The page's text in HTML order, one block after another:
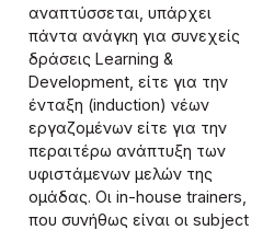
αναπτύσσεται, υπάρχει
πάντα ανάγκη για συνεχείς
δράσεις Learning &
Development, είτε για την
ένταξη (induction) νέων
εργαζομένων είτε για την
περαιτέρω ανάπτυξη των
υφιστάμενων μελών της
ομάδας. Οι in-house trainers,
που συνήθως είναι οι subject